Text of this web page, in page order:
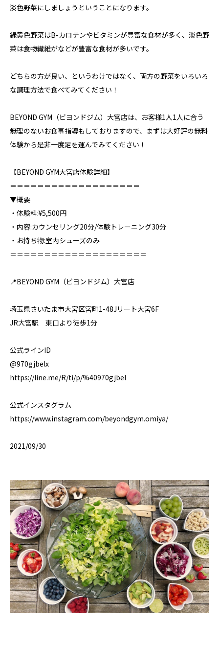
淡色野菜にしましょうということになります。⁣
緑黄色野菜はB-カロテンやビタミンが豊富な食材が多く、淡色野
菜は食物繊維がなどが豊富な食材が多いです。⁣
どちらの方が良い、というわけではなく、両方の野菜をいろいろ
な調理方法で食べてみてください！⁣
BEYOND GYM（ビヨンドジム）大宮店は、お客様1人1人に合う
無理のないお食事指導もしておりますので、まずは大好評の無料
体験から是非一度足を運んでみてください！⁣
【BEYOND GYM大宮店体験詳細】⁣
＝＝＝＝＝＝＝＝＝＝＝＝＝＝＝＝＝＝＝⁣
▼概要⁣
・体験料:¥5,500円⁣
・内容:カウンセリング20分/体験トレーニング30分⁣
・お持ち物:室内シューズのみ⁣
＝＝＝＝＝＝＝＝＝＝＝＝＝＝＝＝＝＝＝＝⁣
📍BEYOND GYM（ビヨンドジム）大宮店⁣
埼玉県さいたま市大宮区宮町1-48Jリート大宮6F⁣
JR大宮駅 東口より徒歩1分⁣
公式ラインID⁣
@970gjbelx⁣
https://line.me/R/ti/p/%40970gjbel⁣
公式インスタグラム⁣
https://www.instagram.com/beyondgym.omiya/⁣
2021/09/30